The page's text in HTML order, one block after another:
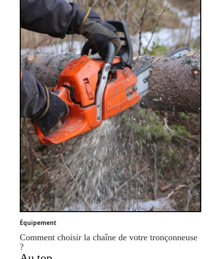
Équipement
Comment choisir la chaîne de votre tronçonneuse
?